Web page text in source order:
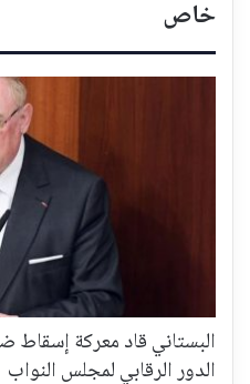
خاص
البستاني قاد معركة إسقاط
الدور الرقابي لمجلس النواب